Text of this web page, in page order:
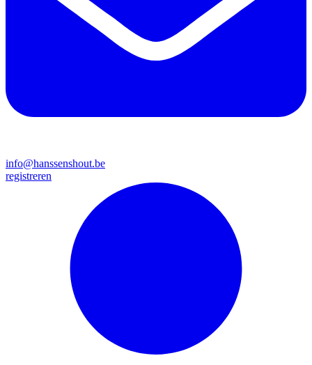
info@hanssenshout.be
registreren